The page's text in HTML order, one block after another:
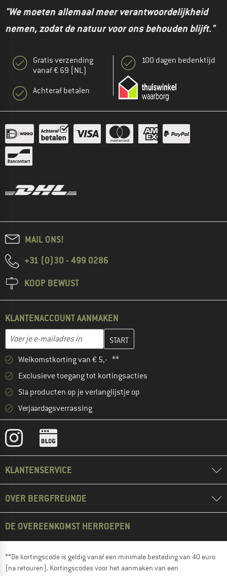
"We moeten allemaal meer verantwoordelijkheid
nemen, zodat de natuur voor ons behouden blijft."
Gratis verzending
vanaf € 69 (NL)
Achteraf betalen
100 dagen bedenktijd
MAIL ONS!
+31 (0)30 - 499 0286
KOOP BEWUST
KLANTENACCOUNT AANMAKEN
E-mailadres
Vul je e-mailadres hier in en maak in de volgende stap je
Welkomstkorting van € 5,- **
Exclusieve toegang tot kortingsacties
Sla producten op je verlanglijstje op
Verjaardagsverrassing
KLANTENSERVICE
OVER BERGFREUNDE
DE OVEREENKOMST HERROEPEN
**De kortingscode is geldig vanaf een minimale besteding van 40 euro
(na retouren). Kortingscodes voor het aanmaken van een